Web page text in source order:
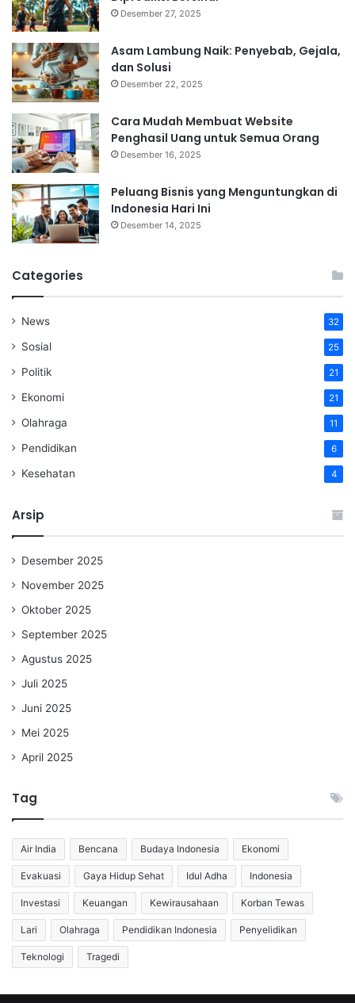
Desember 27, 2025
Asam Lambung Naik: Penyebab, Gejala,
dan Solusi
Desember 22, 2025
Cara Mudah Membuat Website
Penghasil Uang untuk Semua Orang
Desember 16, 2025
Peluang Bisnis yang Menguntungkan di
Indonesia Hari Ini
Desember 14, 2025
Categories
News 32
Sosial 25
Politik 21
Ekonomi 21
Olahraga 11
Pendidikan 6
Kesehatan 4
Arsip
Desember 2025
November 2025
Oktober 2025
September 2025
Agustus 2025
Juli 2025
Juni 2025
Mei 2025
April 2025
Tag
Air India Bencana Budaya Indonesia Ekonomi
Evakuasi Gaya Hidup Sehat Idul Adha Indonesia
Investasi Keuangan Kewirausahaan Korban Tewas
Lari Olahraga Pendidikan Indonesia Penyelidikan
Teknologi Tragedi